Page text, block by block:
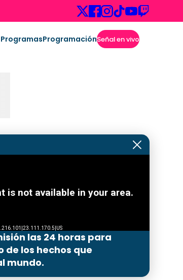
ProgramasProgramaciónSeñal en vivo
las 24 horas para
los hechos que
mundo.